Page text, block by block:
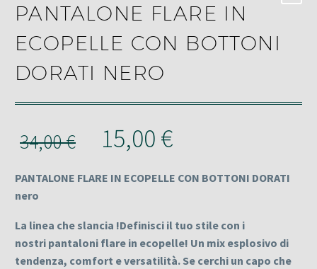
PANTALONE FLARE IN
ECOPELLE CON BOTTONI
DORATI NERO
34,00€
Il
originale
era:
34,00 €.
15,00 €
attuale
è:
15,00 €.
PANTALONE FLARE IN ECOPELLE CON BOTTONI DORATI
nero
La linea che slancia !Definisci il tuo stile con i
nostri pantaloni flare in ecopelle! Un mix esplosivo di
tendenza, comfort e versatilità. Se cerchi un capo che